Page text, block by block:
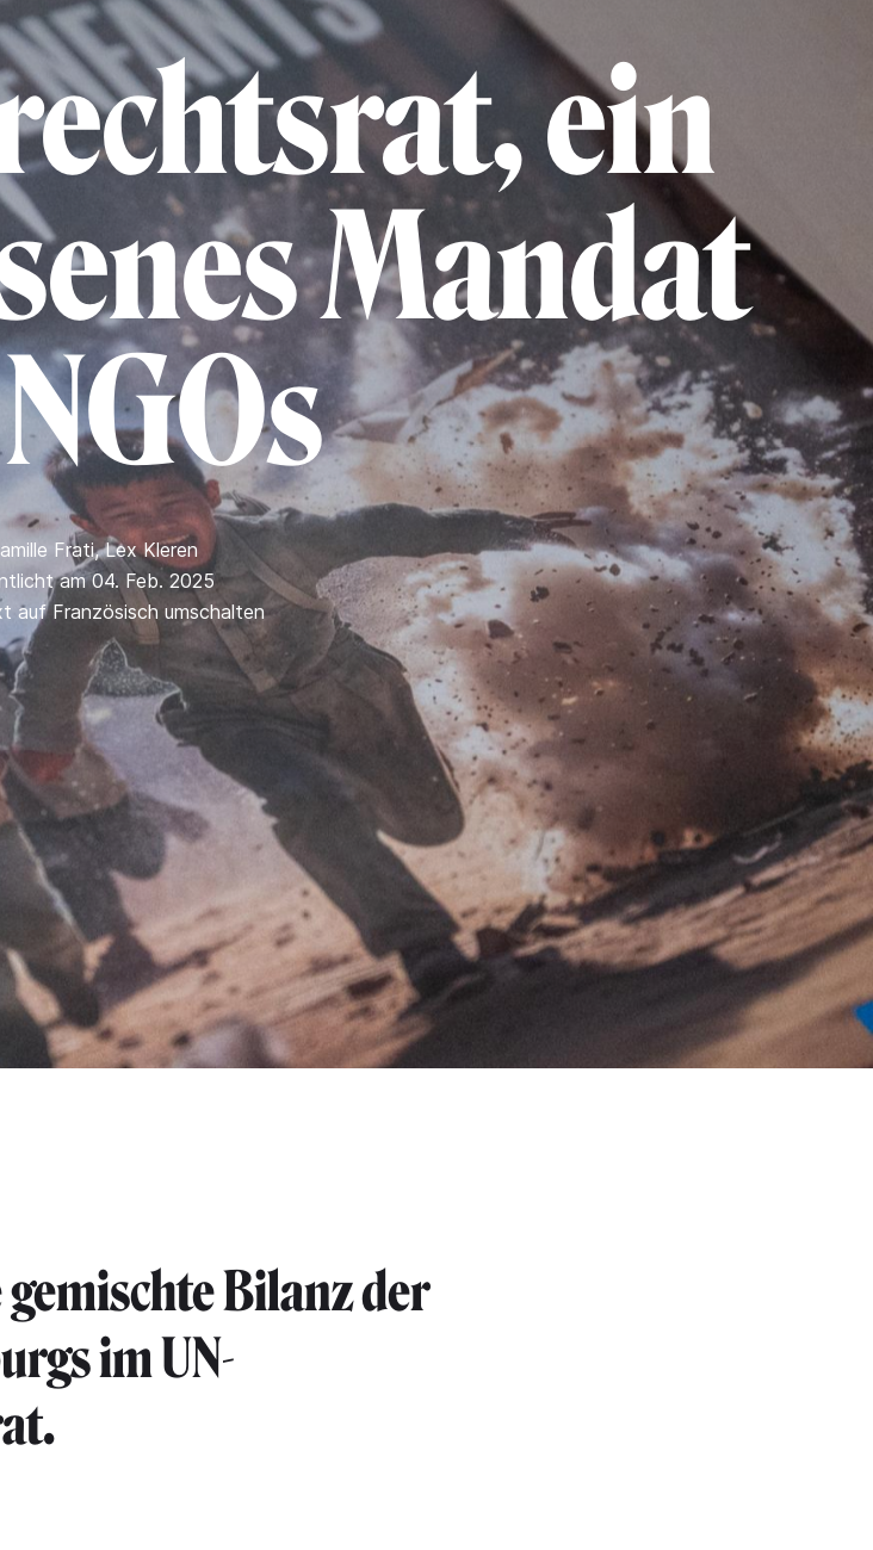
ein
Mandat
Frati,Lex Kleren
am 04. Feb. 2025
auf Französisch umschalten
gemischte Bilanz der
im UN-